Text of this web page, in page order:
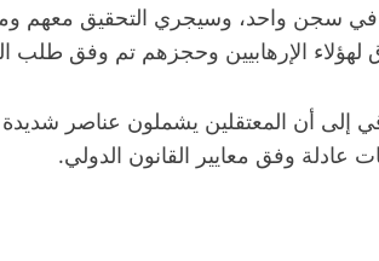
في سجن واحد، وسيجري التحقيق معهم
الإرهابيين وحجزهم تم وفق طلب
إلى أن المعتقلين يشملون عناصر شديدة
عادلة وفق معايير القانون الدولي.